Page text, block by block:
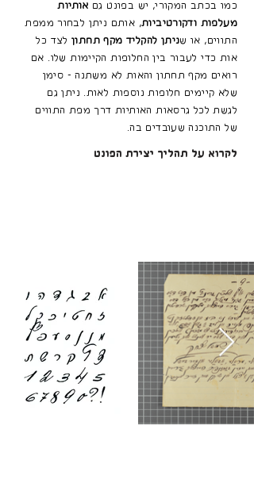
כמו בכתב המקורי, יש בפונט גם אותיות
מעלפות ודקורטיביות, אותם ניתן לבחור ממפת
התווים, או שניתן להקליד מקף תחתוןלצד כל
אות כדי לעבור בין החלופות הקיימות שלו. אם
רואים מקף תחתון והאות לא משתנה - סימן
שלא קיימים חלופות נוספות לאות. ניתן גם
לגשת לכל גרסאות האותיות דרך מפת התווים
של התוכנה שעובדים בה.
לקרוא על תהליך יצירת הפונט